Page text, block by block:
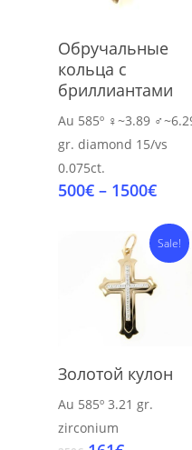
Обручальные
кольца с
бриллиантами
Au 585º ♀~3.89
gr. diamond 15/vs
0.075ct.
500€ – 1500€Price
500€
1500€
Sale!
Add To Cart
Золотой кулон
Au 585º 3.21 gr.
zirconium